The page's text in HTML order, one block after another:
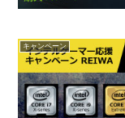
キャンペーン